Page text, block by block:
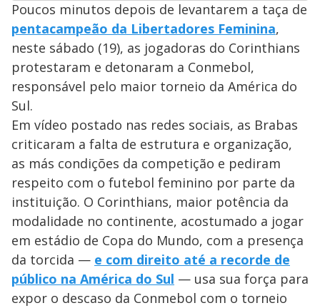
Poucos minutos depois de levantarem a taça de
pentacampeão da Libertadores Feminina,
neste sábado (19), as jogadoras do Corinthians
protestaram e detonaram a Conmebol,
responsável pelo maior torneio da América do
Sul.
Em vídeo postado nas redes sociais, as Brabas
criticaram a falta de estrutura e organização,
as más condições da competição e pediram
respeito com o futebol feminino por parte da
instituição. O Corinthians, maior potência da
modalidade no continente, acostumado a jogar
em estádio de Copa do Mundo, com a presença
da torcida — e com direito até a recorde de
público na América do Sul — usa sua força para
expor o descaso da Conmebol com o torneio